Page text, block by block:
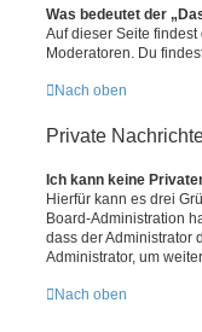
Was bedeutet der
Auf dieser Seite
Moderatoren. Du
Nach oben
Private
Ich kann keine
Hierfür kann es drei
Board-Administration
dass der Administrator
Administrator, um
Nach oben